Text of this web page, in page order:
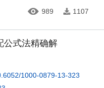
989 1107
公式法精确解
1000-0879-13-323